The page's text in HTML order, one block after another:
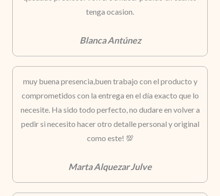
tenga ocasion.
Blanca Antúnez
muy buena presencia,buen trabajo con el producto y
comprometidos con la entrega en el día exacto que lo
necesite. Ha sido todo perfecto, no dudare en volver a
pedir si necesito hacer otro detalle personal y original
como este! 💯
Marta Alquezar Julve